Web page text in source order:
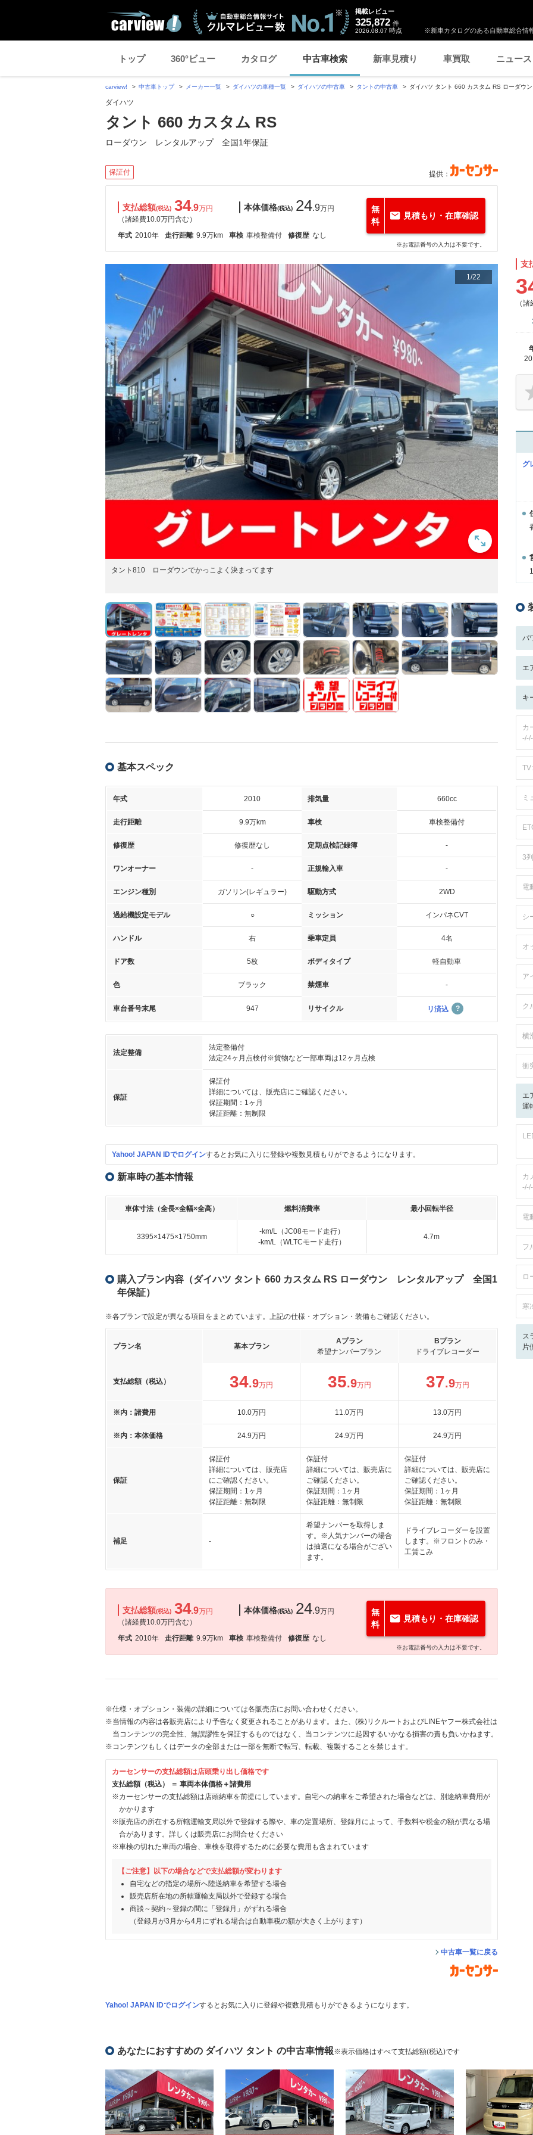
※新車カタログのある自動車総合情
掲載レビュー
325,872 件
2026.08.07 時点
トップ 360°ビュー カタログ 中古車検索 新車見積り 車買取 ニュース
carview! 中古車トップ メーカー一覧 ダイハツの車種一覧 ダイハツの中古車 タントの中古車 ダイハツ タント 660 カスタム RS ローダ
ダイハツ
タント 660 カスタム RS
ローダウン レンタルアップ 全国1年保証
保証付 提供：
支払総額(税込) 34.9万円
（諸経費10.0万円含む）
本体価格(税込) 24.9万円
年式 2010年 走行距離 9.9万km 車検 車検整備付 修復歴 なし
無
料
見積もり・在庫確認
※お電話番号の入力は不要です。
1/22
タント810 ローダウンでかっこよく決まってます
基本スペック
年式 2010 排気量 660cc
走行距離 9.9万km 車検 車検整備付
修復歴 修復歴なし 定期点検記録簿 -
ワンオーナー - 正規輸入車 -
エンジン種別 ガソリン(レギュラー) 駆動方式 2WD
過給機設定モデル ○ ミッション インパネCVT
ハンドル 右 乗車定員 4名
ドア数 5枚 ボディタイプ 軽自動車
色 ブラック 禁煙車 -
車台番号末尾 947 リサイクル リ済込
法定整備
法定整備付
法定24ヶ月点検付※貨物など一部車両は12ヶ月点検
保証
保証付
詳細については、販売店にご確認ください。
保証期間：1ヶ月
保証距離：無制限
Yahoo! JAPAN IDでログインするとお気に入りに登録や複数見積もりができるようになります。
新車時の基本情報
車体寸法（全長×全幅×全高） 燃料消費率 最小回転半径
3395×1475×1750mm
-km/L（JC08モード走行）
-km/L（WLTCモード走行）
4.7m
購入プラン内容（ダイハツ タント 660 カスタム RS ローダウン レンタルアップ 全国1
年保証）
※各プランで設定が異なる項目をまとめています。上記の仕様・オプション・装備もご確認ください。
プラン名 基本プラン
Aプラン
希望ナンバープラン
Bプラン
ドライブレコーダー
支払総額（税込） 34.9万円 35.9万円 37.9万円
※内：諸費用 10.0万円 11.0万円 13.0万円
※内：本体価格 24.9万円 24.9万円 24.9万円
保証
保証付
詳細については、販売店
にご確認ください。
保証期間：1ヶ月
保証距離：無制限
保証付
詳細については、販売店に
ご確認ください。
保証期間：1ヶ月
保証距離：無制限
保証付
詳細については、販売店に
ご確認ください。
保証期間：1ヶ月
保証距離：無制限
補足 -
希望ナンバーを取得しま
す。※人気ナンバーの場合
は抽選になる場合がござい
ます。
ドライブレコーダーを設置
します。※フロントのみ・
工賃こみ
支払総額(税込) 34.9万円
（諸経費10.0万円含む）
本体価格(税込) 24.9万円
年式 2010年 走行距離 9.9万km 車検 車検整備付 修復歴 なし
無
料
見積もり・在庫確認
※お電話番号の入力は不要です。
※仕様・オプション・装備の詳細については各販売店にお問い合わせください。
※当情報の内容は各販売店により予告なく変更されることがあります。また、(株)リクルートおよびLINEヤフー株式会社は
当コンテンツの完全性、無誤謬性を保証するものではなく、当コンテンツに起因するいかなる損害の責も負いかねます。
※コンテンツもしくはデータの全部または一部を無断で転写、転載、複製することを禁じます。
カーセンサーの支払総額は店頭乗り出し価格です
支払総額（税込） ＝ 車両本体価格＋諸費用
※カーセンサーの支払総額は店頭納車を前提にしています。自宅への納車をご希望された場合などは、別途納車費用が
かかります
※販売店の所在する所轄運輸支局以外で登録する際や、車の定置場所、登録月によって、手数料や税金の額が異なる場
合があります。詳しくは販売店にお問合せください
※車検の切れた車両の場合、車検を取得するために必要な費用も含まれています
【ご注意】以下の場合などで支払総額が変わります
自宅などの指定の場所へ陸送納車を希望する場合
販売店所在地の所轄運輸支局以外で登録する場合
商談～契約～登録の間に「登録月」がずれる場合
（登録月が3月から4月にずれる場合は自動車税の額が大きく上がります）
中古車一覧に戻る
Yahoo! JAPAN IDでログインするとお気に入りに登録や複数見積もりができるようになります。
支
（
グ
パ
エ
キ
カ
ミ
3
電
シ
オ
ア
ク
横
衝
エ
運
カ
電
フ
ロ
寒
ス
片
あなたにおすすめの ダイハツ タント の中古車情報※表示価格はすべて支払総額(税込)です